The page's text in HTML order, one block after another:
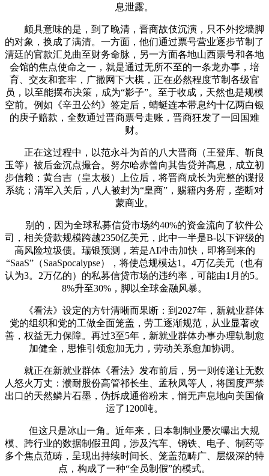
息泄露。
颇具意味的是，到了晚清，晋商故伎沉演，只不外挖墙脚
的对象，换成了满清。一方面，他们通过票号营业逐步节制了
清廷的官款汇兑曲至财务命脉，另一方面各地山西票号和各地
会馆的焦点使命之一，就是通过无所不至的一条龙办事，培
育、交友和套牢，广撒网下大棋，正在必然程度节制各级官
员，以至能摆布决策，成为“影子”。至于收成，天然也是规模
空前。例如《辛丑公约》签定后，蜻蜓连本带息约十亿两白银
的庚子赔款，全数通过晋商票号走账，晋商狂发了一回国难
财。
正在这过程中，以范永斗为首的八大晋商（王登库、靳良
玉等）被后金沉点撮合。努尔哈赤曾向其告贷并高息，成立初
步信赖；黄台吉（皇太极）上位后，将晋商成长为完整的谍报
系统；清军入关后，八人被封为“皇商”，赐籍内务府，垄断对
蒙商业。
别的，因为全球私募信贷市场约40%的资金流向了软件公
司，相关贷款规模跨越2350亿美元，此中一半是B-以下评级的
高风险垃圾债。瑞银预测，若是AI冲击加快，即将到来的
“SaaS”（SaaSpocalypse），将使总规模达1。4万亿美元（也有
认为3。2万亿的）的私募信贷市场的违约率，可能由1月的5。
8%升至30%，脚以全球金融风暴。
《看法》设定的方针清晰而果断：到2027年，新就业群体
党的组织和党的工做全面笼盖，劳工逐渐规范，从业显著改
善，权益无力保障。再过3至5年，新就业群体办事办理轨制愈
加健全，思惟引领愈加无力，劳动关系愈加协调。
就正在新就业群体《看法》发布前后，另一则传递让无数
人怒火万丈：濮耐股份高管祁长生、孟秋凤等人，将国度严禁
出口的天然鳞片石墨，伪拆成通俗粉末，悄无声息地向美国偷
运了1200吨。
但这只是冰山一角。近年来，日本制制业屡次曝出大规
模、跨行业的数据制假丑闻，涉及汽车、钢铁、电子、制药等
多个焦点范畴，呈现出持续时间长、笼盖范畴广、层级深的特
点，构成了一种“全员制假”的模式。